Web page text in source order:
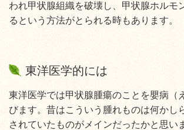
われ甲状腺組織を破壊し、甲状腺ホルモ
るという方法がとられる時もあります。
東洋医学的には
東洋医学では甲状腺腫瘍のことを嬰病（
びます。昔はこういう腫れものは何かし
されていたものがメインだったかと思い